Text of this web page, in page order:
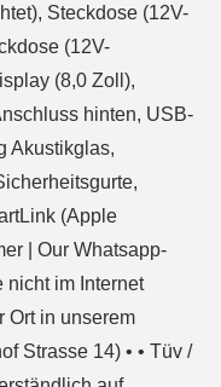
Steckdose (12V-
(12V-
(8,0 Zoll),
hinten, USB-
Akustikglas,
(Apple
| Our Whatsapp-
nicht im Internet
Ort in unserem
Strasse 14) • • Tüv /